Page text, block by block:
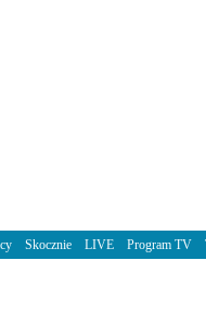
Skocznie LIVE Program TV